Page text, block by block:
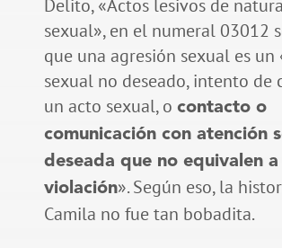
Delito, «Actos lesivos de
sexual», en el numeral 03012
que una agresión sexual es un
sexual no deseado, intento de
un acto sexual, o contacto o
comunicación con atención
deseada que no equivalen a
violación». Según eso, la
Camila no fue tan bobadita.